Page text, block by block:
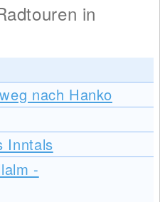
in
nach Hanko
Inntals
-